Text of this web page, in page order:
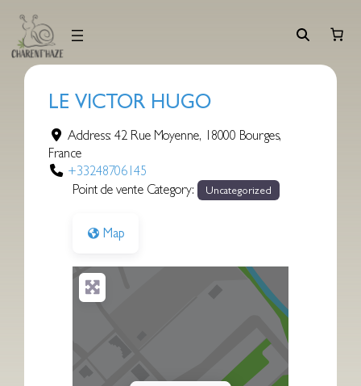
contenu
LE VICTOR HUGO
Address:42 Rue Moyenne, 18000 Bourges,
France
+33248706145
Point de vente Category:
Uncategorized
Map